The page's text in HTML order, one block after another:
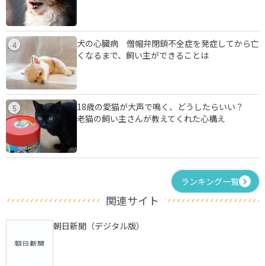
4
犬の心臓病 僧帽弁閉鎖不全症を発症してから亡
くなるまで、飼い主ができることは
5
18歳の愛猫が大声で鳴く、どうしたらいい？
老猫の飼い主さんが教えてくれた心構え
ランキング一覧
関連サイト
朝日新聞（デジタル版）